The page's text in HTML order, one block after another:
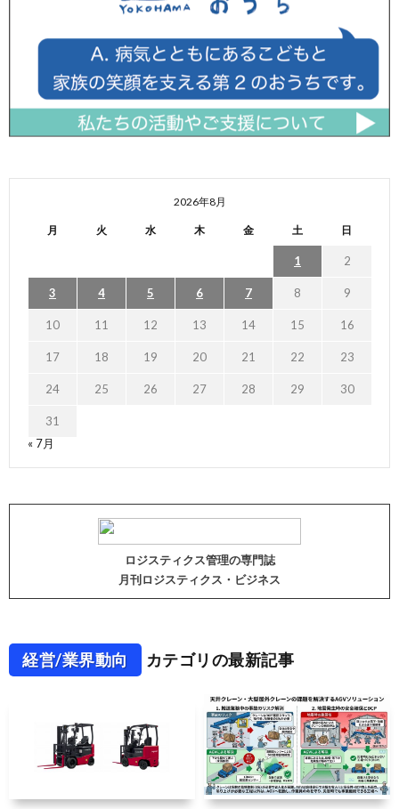
2026年8月
月 火 水 木 金 土 日
1 2
3 4 5 6 7 8 9
10 11 12 13 14 15 16
17 18 19 20 21 22 23
24 25 26 27 28 29 30
31
« 7月
ロジスティクス管理の専門誌
月刊ロジスティクス・ビジネス
経営/業界動向 カテゴリの最新記事